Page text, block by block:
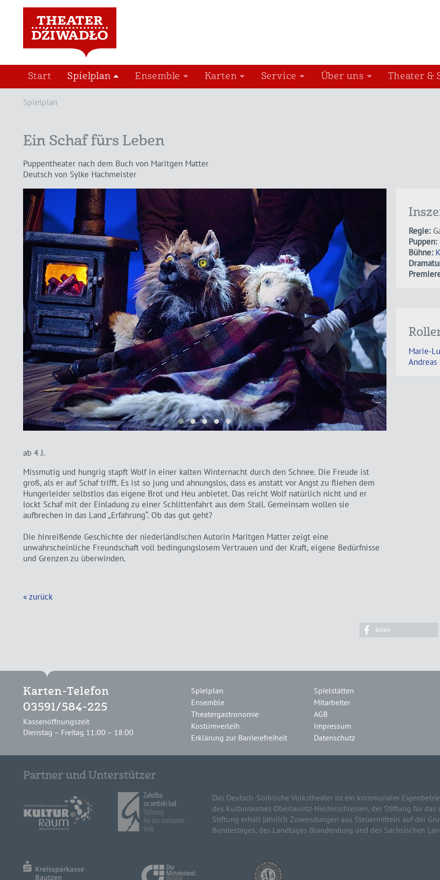
Start Spielplan Ensemble Karten Service Über uns Theater &
Spielplan
Ein Schaf fürs Leben
Puppentheater nach dem Buch von Maritgen Matter
Deutsch von Sylke Hachmeister
ab 4 J.
Missmutig und hungrig stapft Wolf in einer kalten Winternacht durch den Schnee. Die Freude ist
groß, als er auf Schaf trifft. Es ist so jung und ahnungslos, dass es anstatt vor Angst zu fliehen dem
Hungerleider selbstlos das eigene Brot und Heu anbietet. Das reicht Wolf natürlich nicht und er
lockt Schaf mit der Einladung zu einer Schlittenfahrt aus dem Stall. Gemeinsam wollen sie
aufbrechen in das Land „Erfahrung“. Ob das gut geht?
Die hinreißende Geschichte der niederländischen Autorin Maritgen Matter zeigt eine
unwahrscheinliche Freundschaft voll bedingungslosem Vertrauen und der Kraft, eigene Bedürfnisse
und Grenzen zu überwinden.
Regie:
Puppen:
Bühne:
Marie-
« zurück
teilen
Karten-Telefon
03591/584-225
Kassenöffnungszeit
Dienstag – Freitag 11:00 – 18:00
Spielplan
Ensemble
Theatergastronomie
Kostümverleih
Erklärung zur Barrierefreiheit
Spielstätten
Mitarbeiter
AGB
Impressum
Datenschutz
Partner und Unterstützer
Das Deutsch-Sorbische Volkstheater ist ein kommunaler
des Kulturraumes Oberlausitz-Niederschlesien, der Stiftung für
Stiftung erhält jährlich Zuwendungen aus Steuermitteln auf der
Bundestages, des Landtages Brandenburg und des Sächsischen